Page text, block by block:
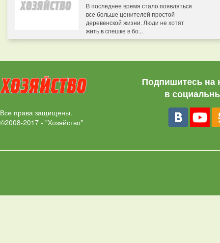
В последнее время стало появляться
все больше ценителей простой
деревенской жизни. Люди не хотят
жить в спешке в бо...
Все права защищены.
©2008-2017 - "Хозяйство"
Подпишитесь на
в